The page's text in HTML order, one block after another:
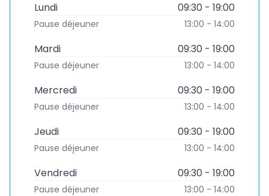
Lundi 09:30 - 19:00
Pause déjeuner 13:00 - 14:00
Mardi 09:30 - 19:00
Pause déjeuner 13:00 - 14:00
Mercredi 09:30 - 19:00
Pause déjeuner 13:00 - 14:00
Jeudi 09:30 - 19:00
Pause déjeuner 13:00 - 14:00
Vendredi 09:30 - 19:00
Pause déjeuner 13:00 - 14:00